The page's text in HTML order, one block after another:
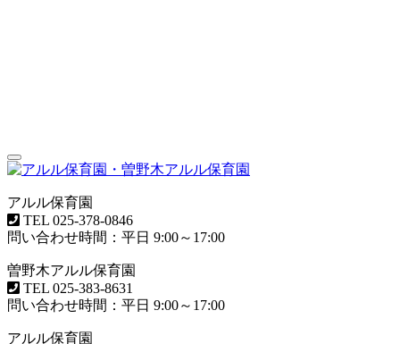
Toggle
navigation
アルル保育園
TEL 025-378-0846
問い合わせ時間：平日 9:00～17:00
曽野木アルル保育園
TEL 025-383-8631
問い合わせ時間：平日 9:00～17:00
アルル保育園